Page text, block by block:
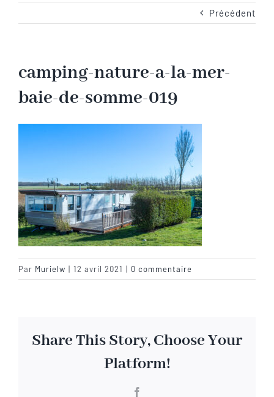
Les services
Les tarifs
Les activités en Baie de Somme
Les photos du camping
Visite virtuelle
Précédent
camping-nature-a-la-mer-
baie-de-somme-019
Par Murielw | 12 avril 2021 | 0 commentaire
Share This Story, Choose Your
Platform!